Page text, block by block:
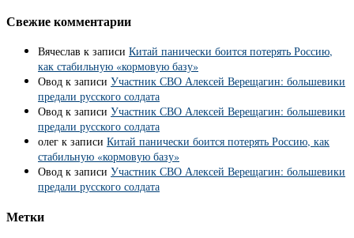
Свежие комментарии
Вячеслав к записи Китай панически боится потерять Россию,
как стабильную «кормовую базу»
Овод к записи Участник СВО Алексей Верещагин: большевики
предали русского солдата
Овод к записи Участник СВО Алексей Верещагин: большевики
предали русского солдата
олег к записи Китай панически боится потерять Россию, как
стабильную «кормовую базу»
Овод к записи Участник СВО Алексей Верещагин: большевики
предали русского солдата
Метки